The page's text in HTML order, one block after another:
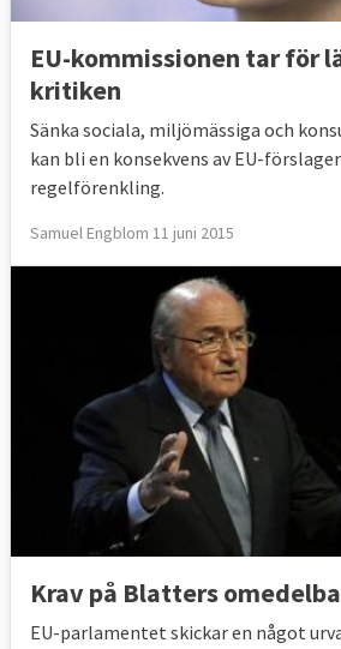
EU-kommissionen tar för
kritiken
Sänka sociala, miljömässiga och
kan bli en konsekvens av EU-
regelförenkling.
Samuel Engblom 11 juni 2015
Krav på Blatters
EU-parlamentet skickar en något